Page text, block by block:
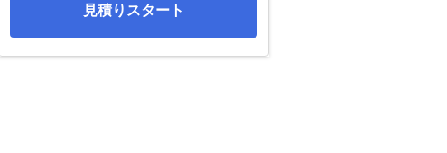
見積りスタート